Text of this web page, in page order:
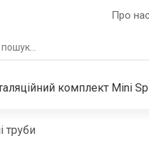
Про нас
комплект Mini
труби